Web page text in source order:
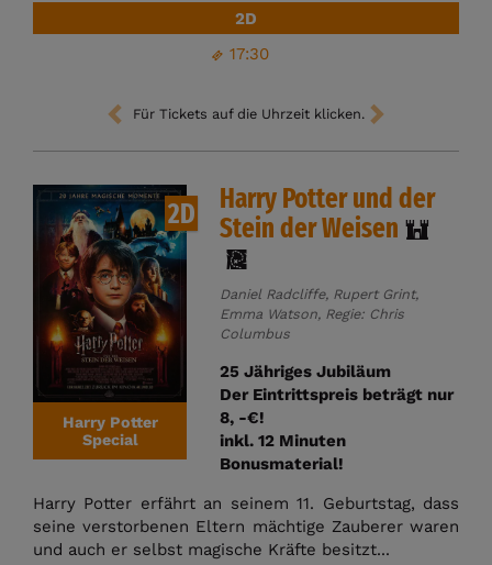
17:30
2D
Für Tickets auf die Uhrzeit klicken.
2D
Harry Potter
Special
Harry Potter und der
Stein der Weisen
Daniel Radcliffe, Rupert Grint,
Emma Watson, Regie: Chris
Columbus
25 Jähriges Jubiläum
Der Eintrittspreis beträgt nur
8, -€!
inkl. 12 Minuten
Bonusmaterial!
Harry Potter erfährt an seinem 11. Geburtstag, dass
seine verstorbenen Eltern mächtige Zauberer waren
und auch er selbst magische Kräfte besitzt...